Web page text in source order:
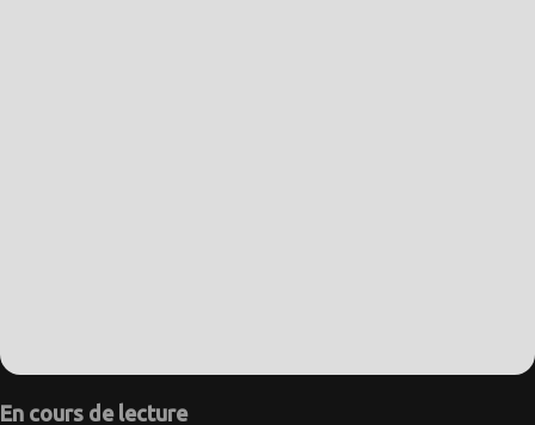
En cours de lecture